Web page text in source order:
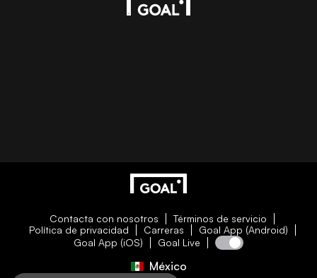
Contacta con nosotros
Términos de servicio
Política de privacidad
Carreras
Goal App (Android)
Goal App (iOS)
Goal Live
México